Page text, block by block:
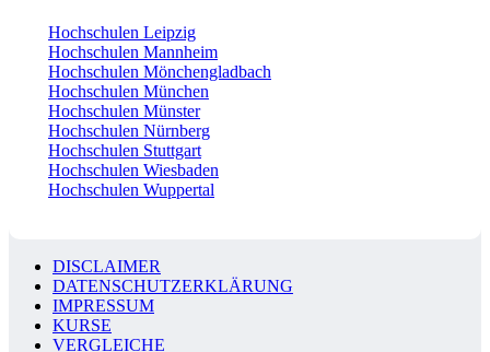
Hochschulen Leipzig
Hochschulen Mannheim
Hochschulen Mönchengladbach
Hochschulen München
Hochschulen Münster
Hochschulen Nürnberg
Hochschulen Stuttgart
Hochschulen Wiesbaden
Hochschulen Wuppertal
DISCLAIMER
DATENSCHUTZERKLÄRUNG
IMPRESSUM
KURSE
VERGLEICHE